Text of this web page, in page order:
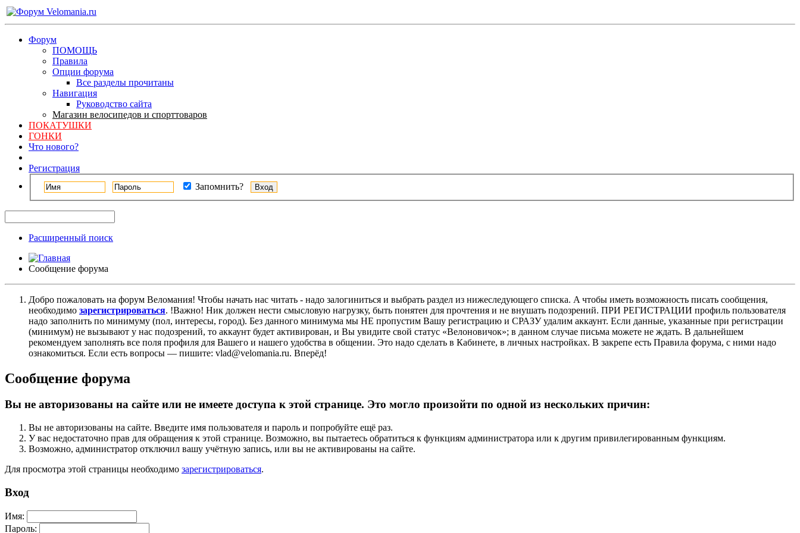
Форум
ПОМОЩЬ
Правила
Опции форума
Все разделы прочитаны
Навигация
Руководство сайта
Магазин велосипедов и спорттоваров
ПОКАТУШКИ
ГОНКИ
Что нового?
Регистрация
Запомнить?
Расширенный поиск
Сообщение форума
Добро пожаловать на форум Веломания! Чтобы начать нас читать - надо залогиниться и выбрать раздел из нижеследующего списка. A чтобы иметь возможность писать сообщения,
необходимо зарегистрироваться. !Важно! Ник должен нести смысловую нагрузку, быть понятен для прочтения и не внушать подозрений. ПРИ РЕГИСТРАЦИИ профиль пользователя
надо заполнить по минимуму (пол, интересы, город). Без данного минимума мы НЕ пропустим Вашу регистрацию и СРАЗУ удалим аккаунт. Если данные, указанные при регистрации
(минимум) не вызывают у нас подозрений, то аккаунт будет активирован, и Вы увидите свой статус «Велоновичок»; в данном случае письма можете не ждать. В дальнейшем
рекомендуем заполнять все поля профиля для Вашего и нашего удобства в общении. Это надо сделать в Кабинете, в личных настройках. В закрепе есть Правила форума, с ними надо
ознакомиться. Если есть вопросы — пишите: vlad@velomania.ru. Вперёд!
Сообщение форума
Вы не авторизованы на сайте или не имеете доступа к этой странице. Это могло произойти по одной из нескольких причин:
Вы не авторизованы на сайте. Введите имя пользователя и пароль и попробуйте ещё раз.
У вас недостаточно прав для обращения к этой странице. Возможно, вы пытаетесь обратиться к функциям администратора или к другим привилегированным функциям.
Возможно, администратор отключил вашу учётную запись, или вы не активированы на сайте.
Для просмотра этой страницы необходимо зарегистрироваться.
Вход
Имя:
Пароль: